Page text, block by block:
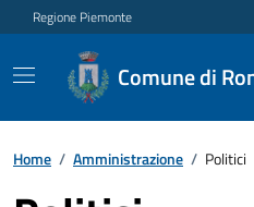
Regione Piemonte
Comune di
Home / Amministrazione / Politici